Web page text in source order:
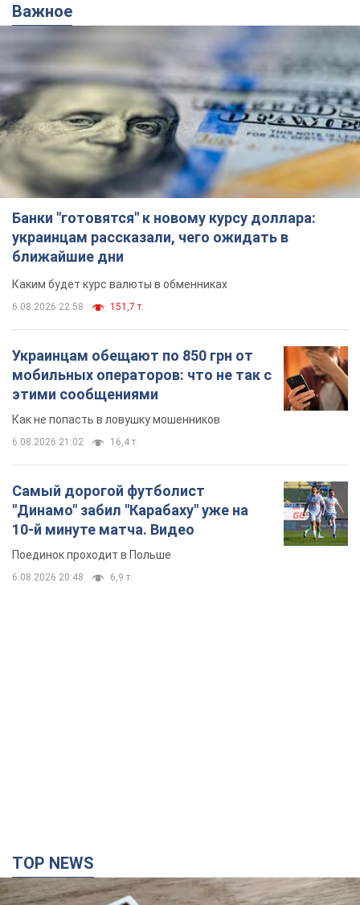
Важное
Банки "готовятся" к новому курсу доллара:
украинцам рассказали, чего ожидать в
ближайшие дни
Каким будет курс валюты в обменниках
6.08.2026 22:58 151,7 т.
Украинцам обещают по 850 грн от
мобильных операторов: что не так с
этими сообщениями
Как не попасть в ловушку мошенников
6.08.2026 21:02 16,4 т.
Самый дорогой футболист
"Динамо" забил "Карабаху" уже на
10-й минуте матча. Видео
Поединок проходит в Польше
6.08.2026 20:48 6,9 т.
TOP NEWS